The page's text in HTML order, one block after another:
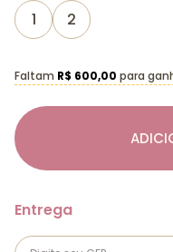
1
2
Faltam R$ 600,00 para